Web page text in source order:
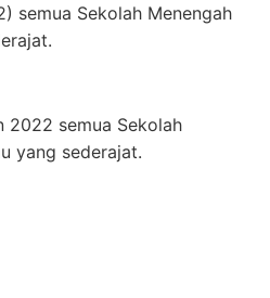
semua Sekolah Menengah
2022 semua Sekolah
yang sederajat.